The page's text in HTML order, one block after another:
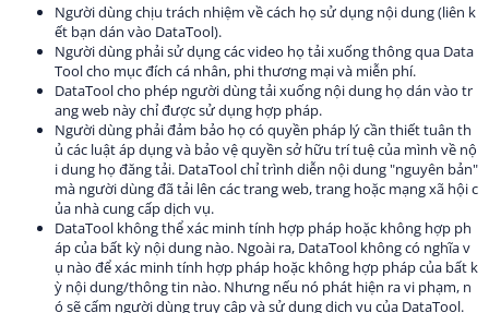
Người dùng chịu trách nhiệm về cách họ sử dụng nội dung (liên k
ết bạn dán vào DataTool).
Người dùng phải sử dụng các video họ tải xuống thông qua Data
Tool cho mục đích cá nhân, phi thương mại và miễn phí.
DataTool cho phép người dùng tải xuống nội dung họ dán vào tr
ang web này chỉ được sử dụng hợp pháp.
Người dùng phải đảm bảo họ có quyền pháp lý cần thiết tuân th
ủ các luật áp dụng và bảo vệ quyền sở hữu trí tuệ của mình về nộ
i dung họ đăng tải. DataTool chỉ trình diễn nội dung "nguyên bản"
mà người dùng đã tải lên các trang web, trang hoặc mạng xã hội c
ủa nhà cung cấp dịch vụ.
DataTool không thể xác minh tính hợp pháp hoặc không hợp ph
áp của bất kỳ nội dung nào. Ngoài ra, DataTool không có nghĩa v
ụ nào để xác minh tính hợp pháp hoặc không hợp pháp của bất k
ỳ nội dung/thông tin nào. Nhưng nếu nó phát hiện ra vi phạm, n
ó sẽ cấm người dùng truy cập và sử dụng dịch vụ của DataTool.